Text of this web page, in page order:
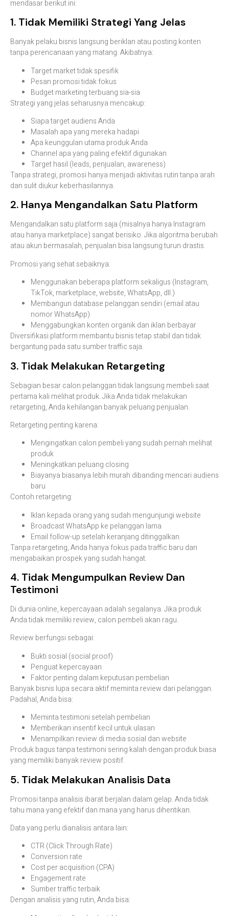
mendasar berikut ini:
1. Tidak Memiliki Strategi Yang Jelas
Banyak pelaku bisnis langsung beriklan atau posting konten
tanpa perencanaan yang matang. Akibatnya:
Target market tidak spesifik
Pesan promosi tidak fokus
Budget marketing terbuang sia-sia
Strategi yang jelas seharusnya mencakup:
Siapa target audiens Anda
Masalah apa yang mereka hadapi
Apa keunggulan utama produk Anda
Channel apa yang paling efektif digunakan
Target hasil (leads, penjualan, awareness)
Tanpa strategi, promosi hanya menjadi aktivitas rutin tanpa arah
dan sulit diukur keberhasilannya.
2. Hanya Mengandalkan Satu Platform
Mengandalkan satu platform saja (misalnya hanya Instagram
atau hanya marketplace) sangat berisiko. Jika algoritma berubah
atau akun bermasalah, penjualan bisa langsung turun drastis.
Promosi yang sehat sebaiknya:
Menggunakan beberapa platform sekaligus (Instagram,
TikTok, marketplace, website, WhatsApp, dll.)
Membangun database pelanggan sendiri (email atau
nomor WhatsApp)
Menggabungkan konten organik dan iklan berbayar
Diversifikasi platform membantu bisnis tetap stabil dan tidak
bergantung pada satu sumber traffic saja.
3. Tidak Melakukan Retargeting
Sebagian besar calon pelanggan tidak langsung membeli saat
pertama kali melihat produk. Jika Anda tidak melakukan
retargeting, Anda kehilangan banyak peluang penjualan.
Retargeting penting karena:
Mengingatkan calon pembeli yang sudah pernah melihat
produk
Meningkatkan peluang closing
Biayanya biasanya lebih murah dibanding mencari audiens
baru
Contoh retargeting:
Iklan kepada orang yang sudah mengunjungi website
Broadcast WhatsApp ke pelanggan lama
Email follow-up setelah keranjang ditinggalkan
Tanpa retargeting, Anda hanya fokus pada traffic baru dan
mengabaikan prospek yang sudah hangat.
4. Tidak Mengumpulkan Review Dan
Testimoni
Di dunia online, kepercayaan adalah segalanya. Jika produk
Anda tidak memiliki review, calon pembeli akan ragu.
Review berfungsi sebagai:
Bukti sosial (social proof)
Penguat kepercayaan
Faktor penting dalam keputusan pembelian
Banyak bisnis lupa secara aktif meminta review dari pelanggan.
Padahal, Anda bisa:
Meminta testimoni setelah pembelian
Memberikan insentif kecil untuk ulasan
Menampilkan review di media sosial dan website
Produk bagus tanpa testimoni sering kalah dengan produk biasa
yang memiliki banyak review positif.
5. Tidak Melakukan Analisis Data
Promosi tanpa analisis ibarat berjalan dalam gelap. Anda tidak
tahu mana yang efektif dan mana yang harus dihentikan.
Data yang perlu dianalisis antara lain:
CTR (Click Through Rate)
Conversion rate
Cost per acquisition (CPA)
Engagement rate
Sumber traffic terbaik
Dengan analisis yang rutin, Anda bisa: